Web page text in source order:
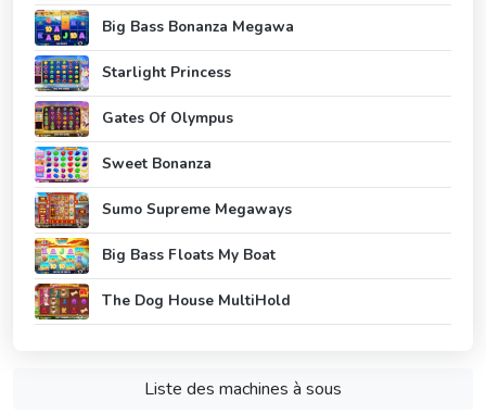
Big Bass Bonanza Megawa
Starlight Princess
Gates Of Olympus
Sweet Bonanza
Sumo Supreme Megaways
Big Bass Floats My Boat
The Dog House MultiHold
Liste des machines à sous